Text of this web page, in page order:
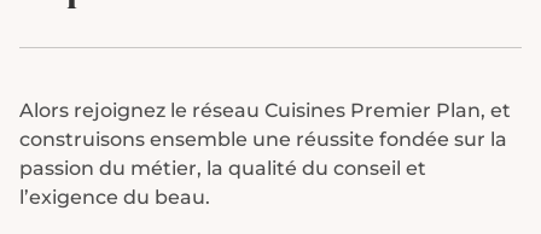
Alors rejoignez le réseau Cuisines Premier Plan, et
construisons ensemble une réussite fondée sur la
passion du métier, la qualité du conseil et
l’exigence du beau.